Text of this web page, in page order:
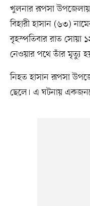
খুলনার রূপসা উপজেলায়
বিহারী হাসান (৬৩)
বৃহস্পতিবার রাত সোয়া
নেওয়ার পথে তাঁর মৃত্যু
নিহত হাসান রূপসা
ছেলে। এ ঘটনায়